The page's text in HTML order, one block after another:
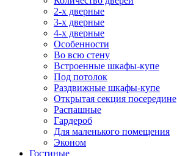
2-х дверные
3-х дверные
4-х дверные
Особенности
Во всю стену
Встроенные шкафы-купе
Под потолок
Раздвижные шкафы-купе
Открытая секция посередине
Распашные
Гардероб
Для маленького помещения
Эконом
Гостиные